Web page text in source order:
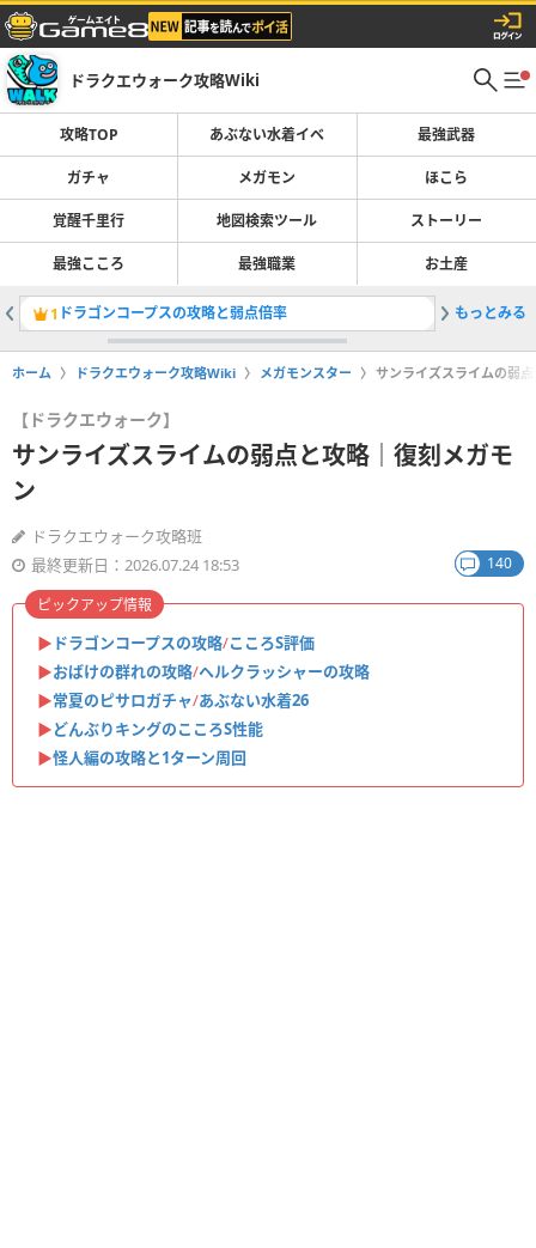
ドラクエウォーク攻略Wiki
攻略TOP あぶない水着イベ 最強武器
ガチャ メガモン ほこら
覚醒千里行 地図検索ツール ストーリー
最強こころ 最強職業 お土産
1 ドラゴンコープスの攻略と弱点倍率 2最強武
もっとみる
ホーム ドラクエウォーク攻略Wiki メガモンスター サンライズスライムの弱
【ドラクエウォーク】
サンライズスライムの弱点と攻略｜復刻メガモ
ン
ドラクエウォーク攻略班
最終更新日：2026.07.24 18:53
140
▶︎ ドラゴンコープスの攻略/こころS評価
▶︎おばけの群れの攻略/ヘルクラッシャーの攻略
▶︎常夏のピサロガチャ/あぶない水着26
▶︎どんぶりキングのこころS性能
▶︎怪人編の攻略と1ターン周回
ピックアップ情報